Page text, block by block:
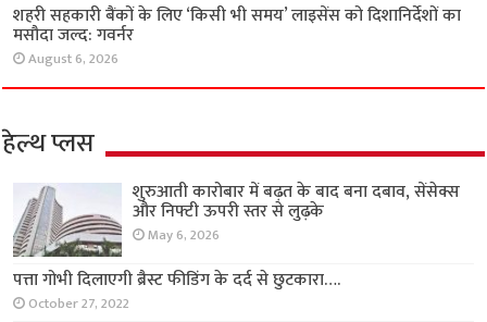
शहरी सहकारी बैंकों के लिए ‘किसी भी समय’ लाइसेंस को दिशानिर्देशों का
मसौदा जल्द: गवर्नर
August 6, 2026
हेल्थ प्लस
शुरुआती कारोबार में बढ़त के बाद बना दबाव, सेंसेक्स
और निफ्टी ऊपरी स्तर से लुढ़के
May 6, 2026
पत्ता गोभी दिलाएगी ब्रैस्ट फीडिंग के दर्द से छुटकारा….
October 27, 2022